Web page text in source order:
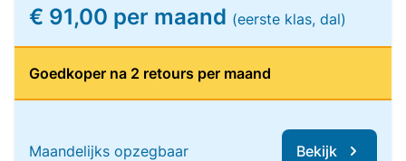
€ 91,00 per maand (eerste klas, dal)
Goedkoper na 2 retours per maand
Maandelijks opzegbaar Bekijk